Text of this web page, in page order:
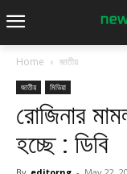
Home জাতীয়
জাতীয় মিডিয়া
রোজিনার
হচ্ছে : ডিবি